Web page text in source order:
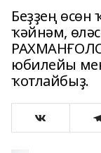
Беҙҙең өсөн
ҡәйнәм,
юбилейы
ҡотлайбыҙ.